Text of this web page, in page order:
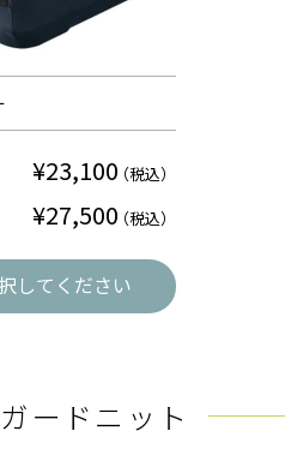
¥23,100（税込）
¥27,500（税込）
してください
ードニット